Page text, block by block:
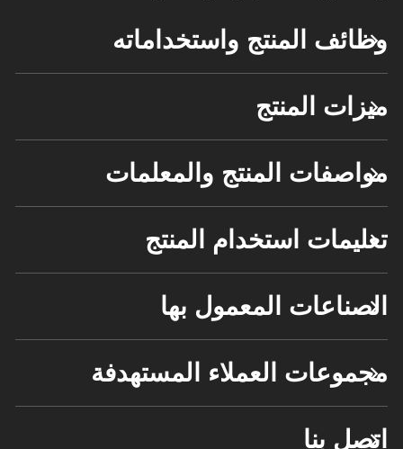
وظائف المنتج واستخداماته
ميزات المنتج
مواصفات المنتج والمعلمات
تعليمات استخدام المنتج
الصناعات المعمول بها
مجموعات العملاء المستهدفة
اتصل بنا